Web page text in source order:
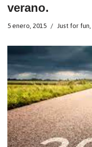
verano.
5 enero, 2015 Just for fun